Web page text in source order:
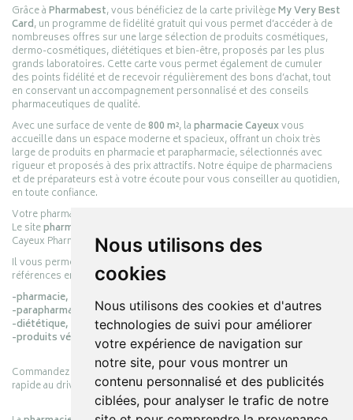
Nous utilisons des
cookies
Nous utilisons des cookies et d'autres
technologies de suivi pour améliorer
votre expérience de navigation sur
notre site, pour vous montrer un
contenu personnalisé et des publicités
ciblées, pour analyser le trafic de notre
Grâce àPharmabest, vous bénéficiez de la carte privilègeMy Very Best
Card, un programme de fidélité gratuit qui vous permet d’accéder à de
nombreuses offres sur une large sélection de produits cosmétiques,
dermo-cosmétiques, diététiques et bien-être, proposés par les plus
grands laboratoires. Cette carte vous permet également de cumuler
des points fidélité et de recevoir régulièrement des bons d’achat, tout
en conservant un accompagnement personnalisé et des conseils
pharmaceutiques de qualité.
Avec une surface de vente de800 m², lapharmacie Cayeuxvous
accueille dans un espace moderne et spacieux, offrant un choix très
large de produits en pharmacie et parapharmacie, sélectionnés avec
rigueur et proposés à des prix attractifs. Notre équipe de pharmaciens
et de préparateurs est à votre écoute pour vous conseiller au quotidien,
en toute confiance.
Votre pharmacie en ligne :
Le sitepharmacie-cayeux.fr
Cayeux Pharmabest Berck-sur-Mer – Rang-du-Fliers.
Il vous permet de réaliser vos achats en ligne parmi des milliers de
références en :
-pharmacie,
-parapharmacie,
-diététique,
-produits vétérinaires.
Commandez simplement vos produits en ligne et choisissez le retrait
rapide au drive ou la livraison à domicile, en toute simplicité.